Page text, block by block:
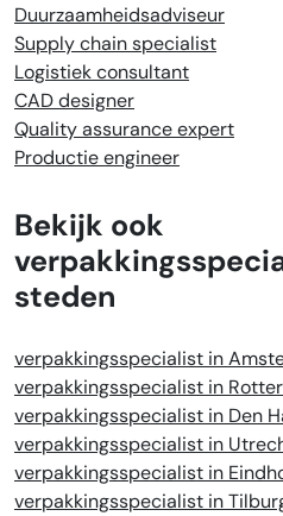
Duurzaamheidsadviseur
Supply chain specialist
Logistiek consultant
CAD designer
Quality assurance expert
Productie engineer
Bekijk ook
steden
verpakkingsspecialist in
verpakkingsspecialist in
verpakkingsspecialist in Den
verpakkingsspecialist in
verpakkingsspecialist in
verpakkingsspecialist in